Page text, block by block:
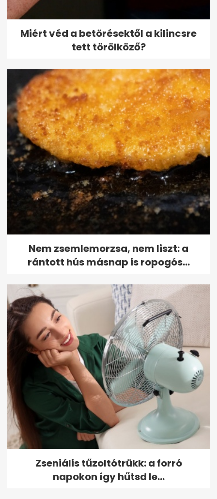
Miért véd a betörésektől a kilincsre
tett törölköző?
Nem zsemlemorzsa, nem liszt: a
rántott hús másnap is ropogós...
Zseniális tűzoltótrükk: a forró
napokon így hűtsd le...